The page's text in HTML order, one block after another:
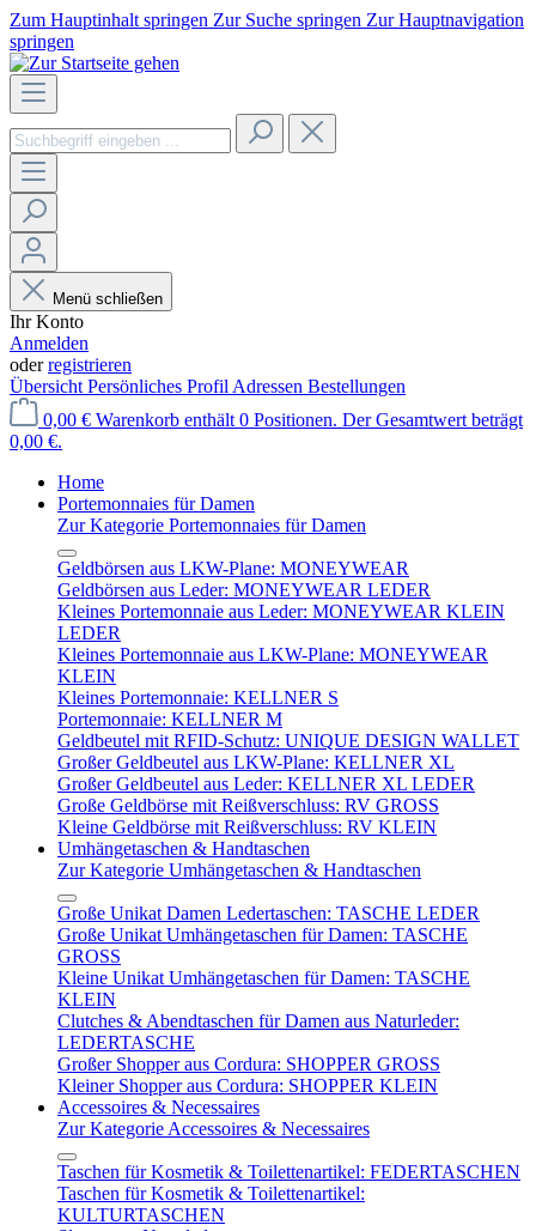
Zum Hauptinhalt springen Zur Suche springen Zur Hauptnavigation
springen
Menü schließen
Ihr Konto
Anmelden
oderregistrieren
Übersicht Persönliches Profil Adressen Bestellungen
0,00 € Warenkorb enthält 0 Positionen. Der Gesamtwert beträgt
0,00 €.
Home
Portemonnaies für Damen
Zur Kategorie Portemonnaies für Damen
Geldbörsen aus LKW-Plane: MONEYWEAR
Geldbörsen aus Leder: MONEYWEAR LEDER
Kleines Portemonnaie aus Leder: MONEYWEAR KLEIN
LEDER
Kleines Portemonnaie aus LKW-Plane: MONEYWEAR
KLEIN
Kleines Portemonnaie: KELLNER S
Portemonnaie: KELLNER M
Geldbeutel mit RFID-Schutz: UNIQUE DESIGN WALLET
Großer Geldbeutel aus LKW-Plane: KELLNER XL
Großer Geldbeutel aus Leder: KELLNER XL LEDER
Große Geldbörse mit Reißverschluss: RV GROSS
Kleine Geldbörse mit Reißverschluss: RV KLEIN
Umhängetaschen & Handtaschen
Zur Kategorie Umhängetaschen & Handtaschen
Große Unikat Damen Ledertaschen: TASCHE LEDER
Große Unikat Umhängetaschen für Damen: TASCHE
GROSS
Kleine Unikat Umhängetaschen für Damen: TASCHE
KLEIN
Clutches & Abendtaschen für Damen aus Naturleder:
LEDERTASCHE
Großer Shopper aus Cordura: SHOPPER GROSS
Kleiner Shopper aus Cordura: SHOPPER KLEIN
Accessoires & Necessaires
Zur Kategorie Accessoires & Necessaires
Taschen für Kosmetik & Toilettenartikel: FEDERTASCHEN
Taschen für Kosmetik & Toilettenartikel:
KULTURTASCHEN